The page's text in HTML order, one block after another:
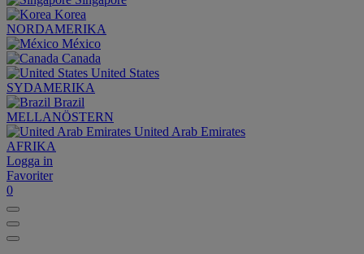
Korea
NORDAMERIKA
México
Canada
United States
SYDAMERIKA
Brazil
MELLANÖSTERN
United Arab Emirates
AFRIKA
Logga in
Favoriter
0